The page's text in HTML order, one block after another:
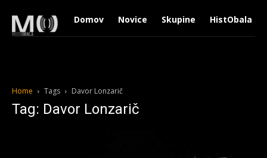
Domov Novice Skupine HistObala
Home Tags Davor Lonzarič
Tag: Davor Lonzarič